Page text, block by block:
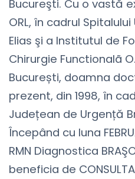
Bucureşti. Cu o vastă
ORL, în cadrul
Elias şi a Institutul de
Chirurgie Functionalã
București, doamna
prezent, din 1998, în
Județean de Urgență
Începând cu luna
RMN Diagnostica
beneficia de